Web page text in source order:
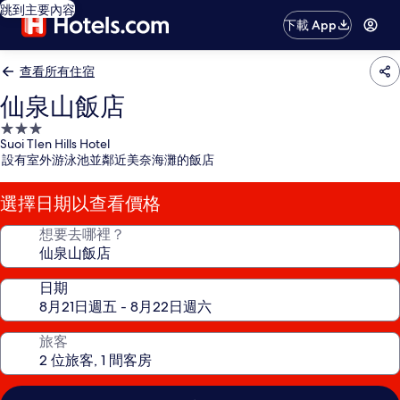
跳到主要內容
下載 App
查看所有住宿
仙泉山飯店
3.0
星
級
住
宿
Suoi TIen Hills Hotel
設有室外游泳池並鄰近美奈海灘的飯店
選擇日期以查看價格
想要去哪裡？
日期
旅客